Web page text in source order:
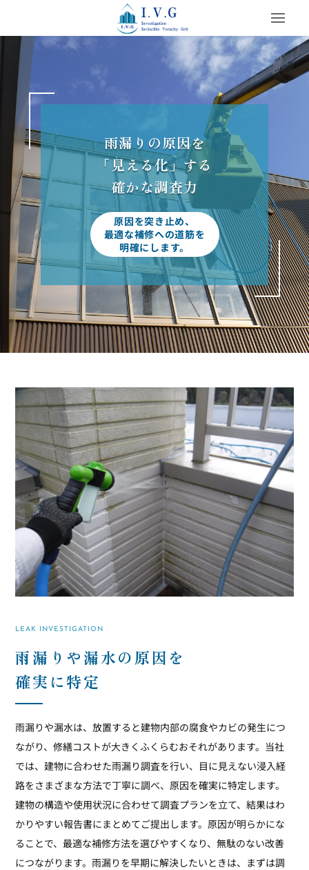
雨漏りの原因を
「見える化」する
確かな調査力
原因を突き止め、
最適な補修への道筋を
明確にします。
LEAK INVESTIGATION
雨漏りや漏水の原因を
確実に特定
雨漏りや漏水は、放置すると建物内部の腐食やカビの発生につ
ながり、修繕コストが大きくふくらむおそれがあります。当社
では、建物に合わせた雨漏り調査を行い、目に見えない浸入経
路をさまざまな方法で丁寧に調べ、原因を確実に特定します。
建物の構造や使用状況に合わせて調査プランを立て、結果はわ
かりやすい報告書にまとめてご提出します。原因が明らかにな
ることで、最適な補修方法を選びやすくなり、無駄のない改善
につながります。雨漏りを早期に解決したいときは、まずは調